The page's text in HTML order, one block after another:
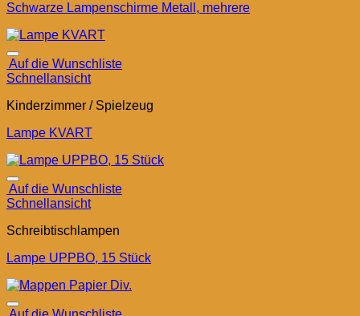
Schwarze Lampenschirme Metall, mehrere
Auf die Wunschliste
Schnellansicht
Kinderzimmer / Spielzeug
Lampe KVART
Auf die Wunschliste
Schnellansicht
Schreibtischlampen
Lampe UPPBO, 15 Stück